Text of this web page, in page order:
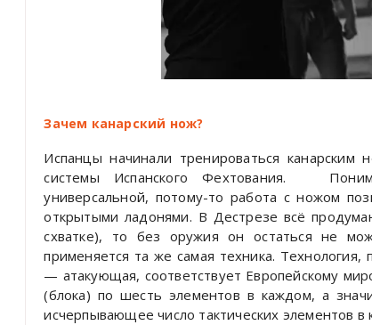
Зачем канарский нож?
Испанцы начинали тренироваться
системы Испанского Фехтования.
универсальной, потому-то работа с ножом
открытыми ладонями. В Дестрезе всё
схватке), то без оружия он остаться не
применяется та же самая техника. Технология,
— атакующая, соответствует Европейскому
(блока) по шесть элементов в каждом, а
исчерпывающее число тактических элементов в